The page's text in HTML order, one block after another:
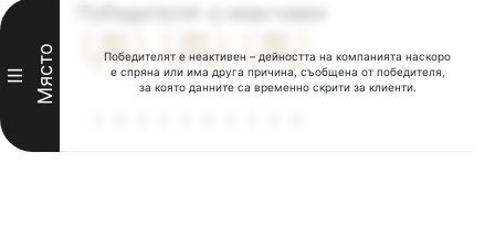
Победителят е неактивен – дейността на компанията наскоро
е спряна или има друга причина, съобщена от победителя,
за която данните са временно скрити за клиенти.
III Място
Победителят е неактивен